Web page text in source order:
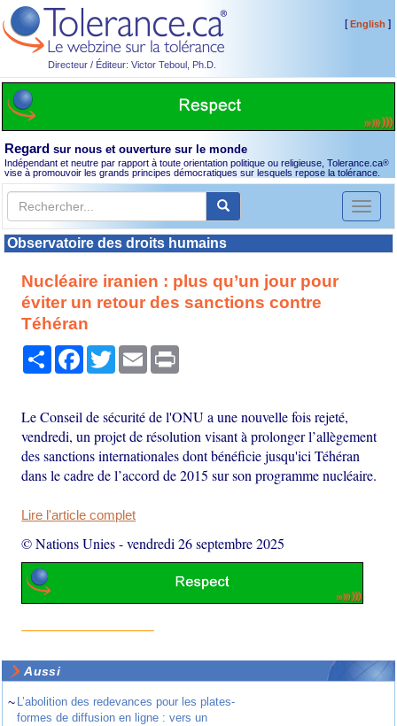
Directeur / Éditeur: Victor Teboul, Ph.D.
[English ]
Regard sur nous et ouverture sur le monde
Indépendant et neutre par rapport à toute orientation politique ou religieuse, Tolerance.ca®
vise à promouvoir les grands principes démocratiques sur lesquels repose la tolérance.
Toggle
Observatoire des droits humains
Nucléaire iranien : plus qu’un jour pour
éviter un retour des sanctions contre
Téhéran
PartagerFacebook
TwitterEmail
Le Conseil de sécurité de l'ONU a une nouvelle fois rejeté,
vendredi, un projet de résolution visant à prolonger l’allègement
des sanctions internationales dont bénéficie jusqu'ici Téhéran
dans le cadre de l’accord de 2015 sur son programme nucléaire.
Lire l'article complet
© Nations Unies-vendredi 26 septembre 2025
Aussi
~ L’abolition des redevances pour les plates-
formes de diffusion en ligne : vers un